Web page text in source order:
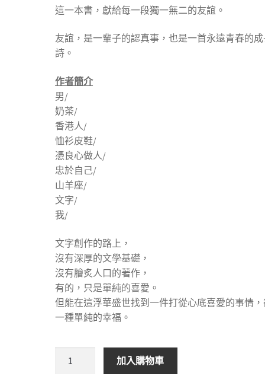
這一本書，獻給每一段獨一無二的友誼。
友誼，是一輩子的認真事，也是一首永遠青春的
詩。
作者簡介
男/
奶茶/
香港人/
恤衫皮鞋/
憑良心做人/
忠於自己/
山羊座/
文字/
我/
文字創作的路上，
沒有深厚的文學基礎，
沒有膾炙人口的著作，
有的，只是單純的喜愛。
但能在這浮華盛世找到一件打從心底喜愛的事情
一種單純的幸福。
加入購物車